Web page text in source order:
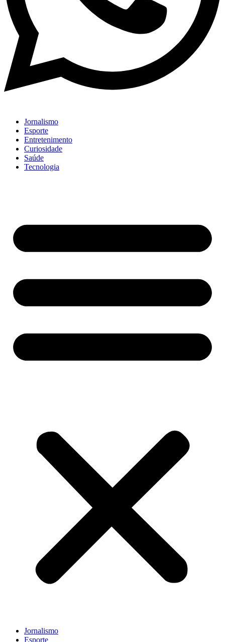
Jornalismo
Esporte
Entretenimento
Curiosidade
Saúde
Tecnologia
Jornalismo
Esporte